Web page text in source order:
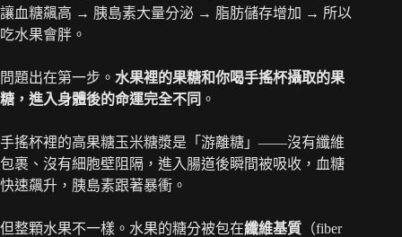
讓血糖飆高 → 胰島素大量分泌 → 脂肪儲存增加 → 所以
吃水果會胖。
問題出在第一步。 水果裡的果糖和你喝手搖杯攝取的果
糖，進入身體後的命運完全不同 。
手搖杯裡的高果糖玉米糖漿是「游離糖」——沒有纖維
包裹、沒有細胞壁阻隔，進入腸道後瞬間被吸收，血糖
快速飆升，胰島素跟著暴衝。
但整顆水果不一樣。水果的糖分被包在纖維基質 （fiber